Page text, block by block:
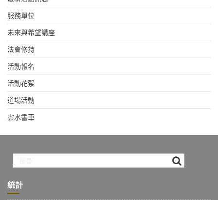
服務單位
未來與希望講座
法會修持
活動報名
活動花絮
道場活動
雲水書車
統計